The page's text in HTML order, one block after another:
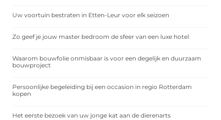
Uw voortuin bestraten in Etten-Leur voor elk seizoen
Zo geef je jouw master bedroom de sfeer van een luxe hotel
Waarom bouwfolie onmisbaar is voor een degelijk en duurzaam
bouwproject
Persoonlijke begeleiding bij een occasion in regio Rotterdam
kopen
Het eerste bezoek van uw jonge kat aan de dierenarts